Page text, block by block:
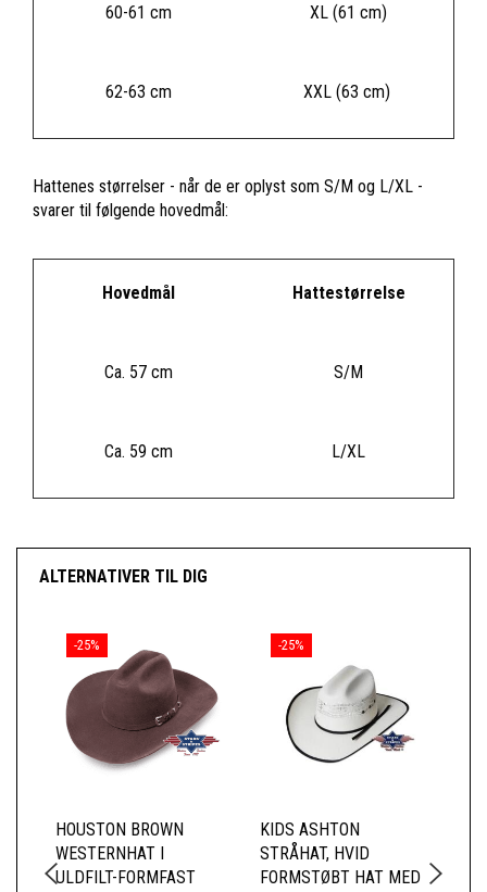
60-61 cm XL (61 cm)
62-63 cm XXL (63 cm)
Hattenes størrelser - når de er oplyst som S/M og L/XL -
svarer til følgende hovedmål:
Hovedmål Hattestørrelse
Ca. 57 cm S/M
Ca. 59 cm L/XL
ALTERNATIVER TIL DIG
-25%
HOUSTON BROWN
WESTERNHAT I
ULDFILT-FORMFAST
-25%
KIDS ASHTON
STRÅHAT, HVID
FORMSTØBT HAT MED